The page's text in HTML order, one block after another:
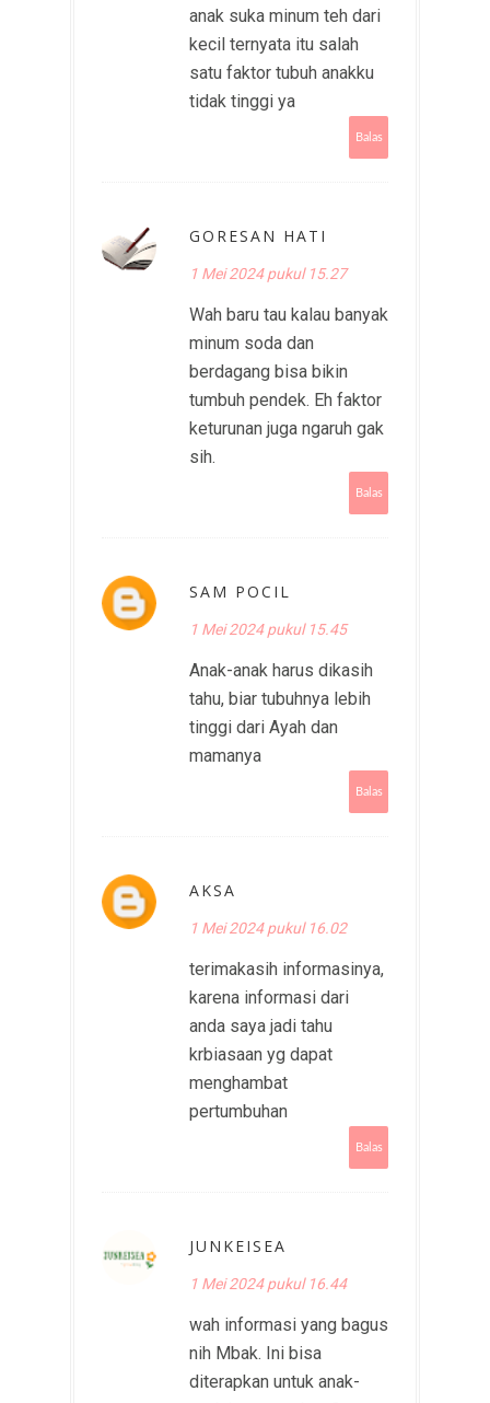
anak suka minum teh dari
kecil ternyata itu salah
satu faktor tubuh anakku
tidak tinggi ya
Balas
GORESAN HATI
1 Mei 2024 pukul 15.27
Wah baru tau kalau banyak
minum soda dan
berdagang bisa bikin
tumbuh pendek. Eh faktor
keturunan juga ngaruh gak
sih.
Balas
SAM POCIL
1 Mei 2024 pukul 15.45
Anak-anak harus dikasih
tahu, biar tubuhnya lebih
tinggi dari Ayah dan
mamanya
Balas
AKSA
1 Mei 2024 pukul 16.02
terimakasih informasinya,
karena informasi dari
anda saya jadi tahu
krbiasaan yg dapat
menghambat
pertumbuhan
Balas
JUNKEISEA
1 Mei 2024 pukul 16.44
wah informasi yang bagus
nih Mbak. Ini bisa
diterapkan untuk anak-